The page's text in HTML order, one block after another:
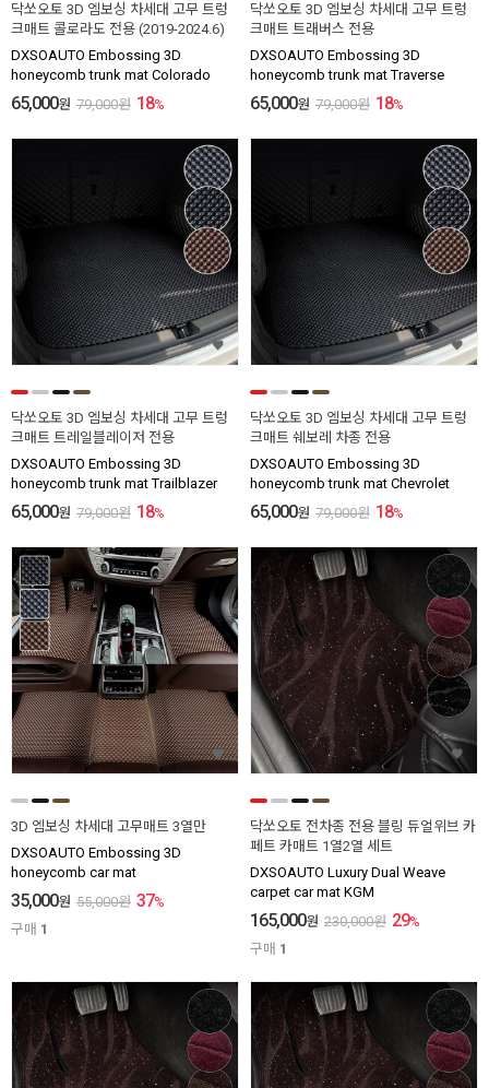
닥쏘오토 3D 엠보싱 차세대 고무 트렁
크매트 콜로라도 전용 (2019-2024.6)
DXSOAUTO Embossing 3D
honeycomb trunk mat Colorado
65,000원 79,000원 18%
닥쏘오토 3D 엠보싱 차세대 고무 트렁
크매트 트래버스 전용
DXSOAUTO Embossing 3D
honeycomb trunk mat Traverse
65,000원 79,000원 18%
닥쏘오토 3D 엠보싱 차세대 고무 트렁
크매트 트레일블레이저 전용
DXSOAUTO Embossing 3D
honeycomb trunk mat Trailblazer
65,000원 79,000원 18%
닥쏘오토 3D 엠보싱 차세대 고무 트렁
크매트 쉐보레 차종 전용
DXSOAUTO Embossing 3D
honeycomb trunk mat Chevrolet
65,000원 79,000원 18%
3D 엠보싱 차세대 고무매트 3열만
DXSOAUTO Embossing 3D
honeycomb car mat
35,000원 55,000원 37%
구매 1
닥쏘오토 전차종 전용 블링 듀얼위브 카
페트 카매트 1열2열 세트
DXSOAUTO Luxury Dual Weave
carpet car mat KGM
165,000원 230,000원 29%
구매 1